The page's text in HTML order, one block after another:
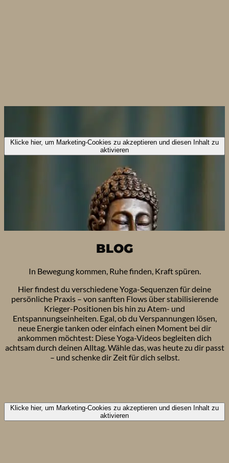
Klicke hier, um Marketing-Cookies zu akzeptieren und diesen Inhalt zu
aktivieren
Klicke hier, um Marketing-Cookies zu akzeptieren und diesen Inhalt zu
aktivieren
BLOG
In Bewegung kommen, Ruhe finden, Kraft spüren.
Hier findest du verschiedene Yoga-Sequenzen für deine
persönliche Praxis – von sanften Flows über stabilisierende
Krieger-Positionen bis hin zu Atem- und
Entspannungseinheiten. Egal, ob du Verspannungen lösen,
neue Energie tanken oder einfach einen Moment bei dir
ankommen möchtest: Diese Yoga-Videos begleiten dich
achtsam durch deinen Alltag. Wähle das, was heute zu dir passt
– und schenke dir Zeit für dich selbst.